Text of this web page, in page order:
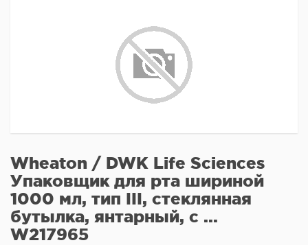
Wheaton / DWK Life Sciences
Упаковщик для рта шириной
1000 мл, тип III, стеклянная
бутылка, янтарный, с ...
W217965